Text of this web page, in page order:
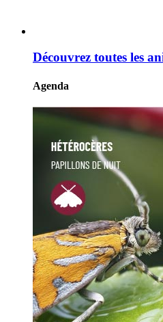
Découvrez toutes les
Agenda